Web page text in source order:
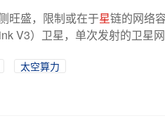
旺盛，限制或在于星链的网络
V3）卫星，单次发射的卫星
太空算力